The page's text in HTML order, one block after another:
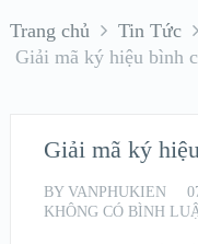
Trang chủ
Tin Tức
Giải mã ký hiệu bình
Giải mã ký
BY VANPHUKIEN
KHÔNG CÓ BÌNH